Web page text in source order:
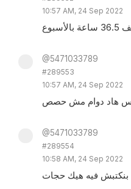
10:57 AM, 24 Sep 2022
@5471033789
#289553
10:57 AM, 24 Sep 2022
هاد دوام مش حصص
@5471033789
#289554
10:58 AM, 24 Sep 2022
بنكتبش فيه هيك حجات